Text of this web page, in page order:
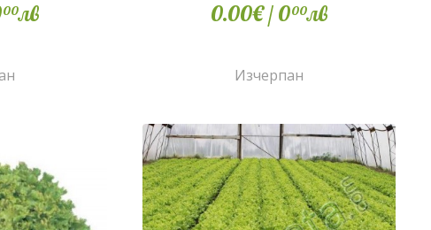
00лв 0.00€/ 000лв
Изчерпан